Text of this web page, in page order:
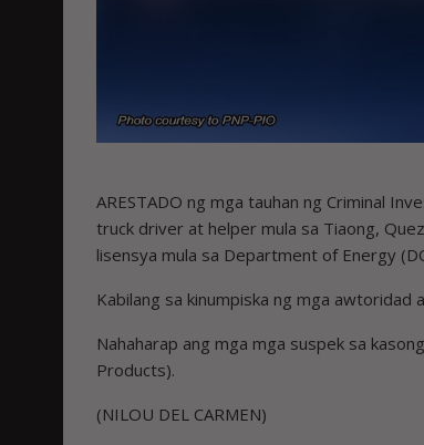
ARESTADO ng mga tauhan ng Criminal
truck driver at helper mula sa Tiaong,
lisensya mula sa Department of Energy
Kabilang sa kinumpiska ng mga
Nahaharap ang mga mga suspek sa
Products).
(NILOU DEL CARMEN)